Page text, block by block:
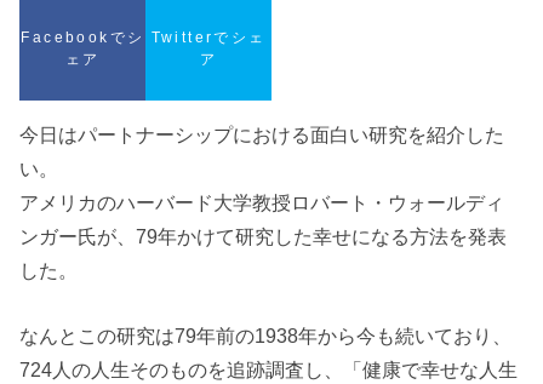
Facebookでシ
ェア
Twitterでシェ
ア
今日はパートナーシップにおける面白い研究を紹介した
い。
アメリカのハーバード大学教授ロバート・ウォールディ
ンガー氏が、79年かけて研究した幸せになる方法を発表
した。
なんとこの研究は79年前の1938年から今も続いており、
724人の人生そのものを追跡調査し、「健康で幸せな人生